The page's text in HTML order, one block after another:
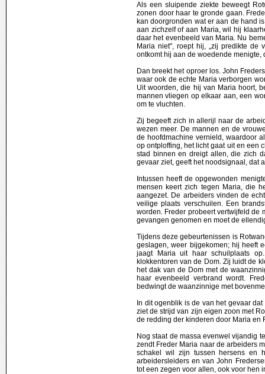
Als een sluipende ziekte beweegt
zonen door haar te gronde gaan.
kan doorgronden wat er aan de hand
aan zichzelf of aan Maria, wil hij
daar het evenbeeld van Maria. Nu
Maria niet", roept hij, „zij predikte de
ontkomt hij aan de woedende menigte,
Dan breekt het oproer los. John
waar ook de echte Maria verborgen
Uit woorden, die hij van Maria hoort,
mannen vliegen op elkaar aan, een
om te vluchten.
Zij begeeft zich in allerijl naar de
wezen meer. De mannen en de
de hoofdmachine vernield, waardoor
op ontploffing, het licht gaat uit en een
stad binnen en dreigt allen, die zich
gevaar ziet, geeft het noodsignaal, dat
Intussen heeft de opgewonden
mensen keert zich tegen Maria, die
aangezet. De arbeiders vinden de
veilige plaats verschuilen. Een
worden. Freder probeert vertwijfeld de
gevangen genomen en moet de
Tijdens deze gebeurtenissen is
geslagen, weer bijgekomen; hij heeft
jaagt Maria uit haar schuilplaats
klokkentoren van de Dom. Zij luidt de
het dak van de Dom met de
haar evenbeeld verbrand wordt.
bedwingt de waanzinnige met
In dit ogenblik is de van het gevaar
ziet de strijd van zijn eigen zoon met
de redding der kinderen door Maria en
Nog staat de massa evenwel vijandig
zendt Freder Maria naar de arbeiders
schakel wil zijn tussen hersens en
arbeidersleiders en van John
tot een zegen voor allen, ook voor hen